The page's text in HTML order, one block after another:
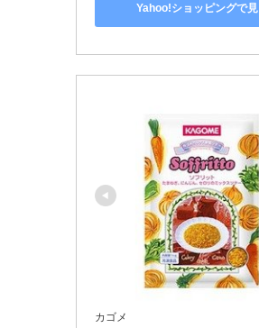
Yahoo!ショッピングで
カゴメ